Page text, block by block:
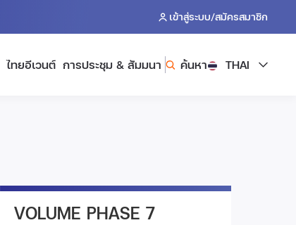
เข้าสู่ระบบ/สมัครสมาชิก
ไทยอีเวนต์ การประชุม & สัมมนา ค้นหา THAI
VOLUME PHASE 7